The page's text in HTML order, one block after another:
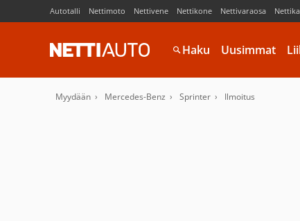
Autotalli Nettimoto Nettivene Nettikone Nettivaraosa
Haku Uusimmat
Myydään Mercedes-Benz Sprinter Ilmoitus